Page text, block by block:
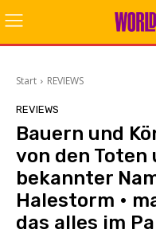
Start REVIEWS
REVIEWS
Bauern und
von den Toten
bekannter
Halestorm •
das alles im